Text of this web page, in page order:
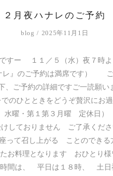
２月夜ハナレのご予約
blog 2025年11月1日
すー １１／５（水）夜７時
レ』のご予約は満席です） ご
、ご予約の詳細ですご一読願
のひとときをどうぞ贅沢にお
水曜・第１第３月曜 定休日）
しておりません ご了承くだ
って召し上がる ことのでき
お料理となります おひとり
間は、 平日は１８時、 土